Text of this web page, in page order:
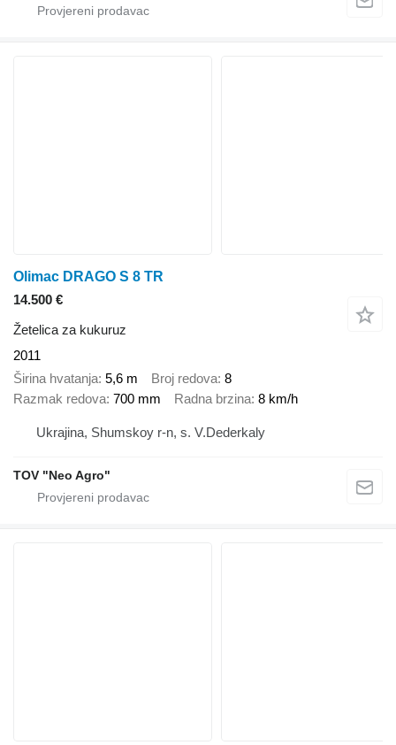
Olimac DRAGO S 8 TR
14.500 €
Žetelica za kukuruz
2011
Širina hvatanja 5,6 m Broj redova 8
Razmak redova 700 mm Radna brzina 8 km/h
Ukrajina, Shumskoy r-n, s. V.Dederkaly
TOV "Neo Agro"